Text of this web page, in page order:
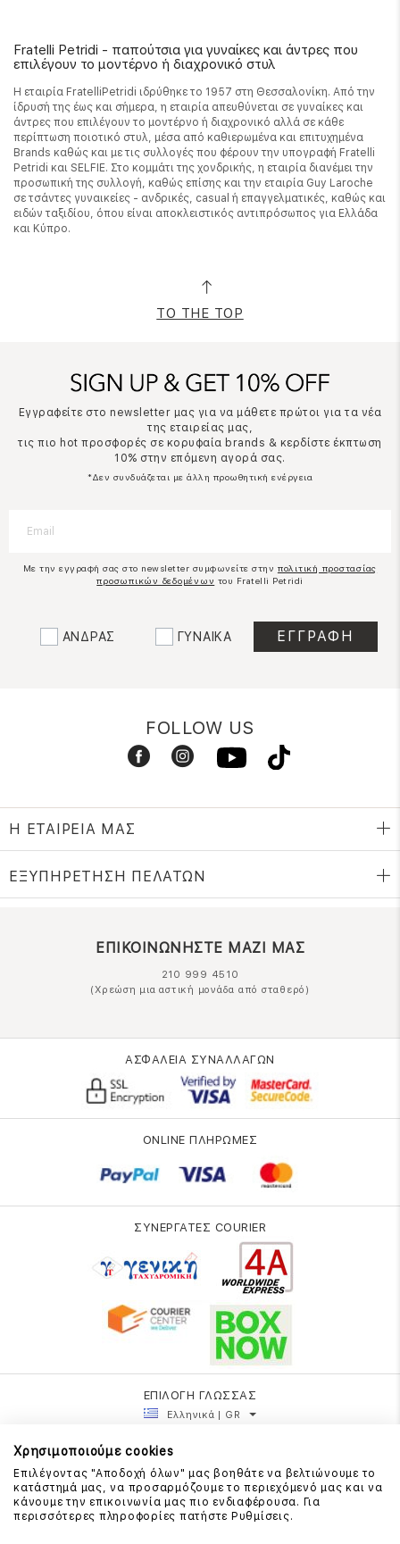
Fratelli Petridi - παπούτσια για γυναίκες και άντρες που
επιλέγουν το μοντέρνο ή διαχρονικό στυλ
Η εταιρία FratelliPetridi ιδρύθηκε το 1957 στη Θεσσαλονίκη. Από την
ίδρυσή της έως και σήμερα, η εταιρία απευθύνεται σε γυναίκες και
άντρες που επιλέγουν το μοντέρνο ή διαχρονικό αλλά σε κάθε
περίπτωση ποιοτικό στυλ, μέσα από καθιερωμένα και επιτυχημένα
Brands καθώς και με τις συλλογές που φέρουν την υπογραφή Fratelli
Petridi και SELFIE. Στο κομμάτι της χονδρικής, η εταιρία διανέμει την
προσωπική της συλλογή, καθώς επίσης και την εταιρία Guy Laroche
σε τσάντες γυναικείες - ανδρικές, casual ή επαγγελματικές, καθώς και
ειδών ταξιδίου, όπου είναι αποκλειστικός αντιπρόσωπος για Ελλάδα
και Κύπρο.
TO THE TOP
Εγγραφείτε στο newsletter μας για να μάθετε πρώτοι για τα νέα
της εταιρείας μας,
τις πιο hot προσφορές σε κορυφαία brands & κερδίστε έκπτωση
10% στην επόμενη αγορά σας.
*Δεν συνδυάζεται με άλλη προωθητική ενέργεια
Με την εγγραφή σας στο newsletter συμφωνείτε στην πολιτική προστασίας
προσωπικών δεδομένων του Fratelli Petridi
ΑΝΔΡΑΣ ΓΥΝΑΙΚΑ
FOLLOW US
Η ΕΤΑΙΡΕΙΑ ΜΑΣ
ΕΞΥΠΗΡΕΤΗΣΗ ΠΕΛΑΤΩΝ
ΕΠΙΚΟΙΝΩΝΗΣΤΕ ΜΑΖΙ ΜΑΣ
210 999 4510
(Χρεώση μια αστική μονάδα από σταθερό)
ΑΣΦΑΛΕΙΑ ΣΥΝΑΛΛΑΓΩΝ
ONLINE ΠΛΗΡΩΜΕΣ
ΣΥΝΕΡΓΑΤΕΣ COURIER
ΕΠΙΛΟΓΗ ΓΛΩΣΣΑΣ
Ελληνικά | GR
Χρησιμοποιούμε cookies
Επιλέγοντας "Αποδοχή όλων" μας βοηθάτε να βελτιώνουμε το
κατάστημά μας, να προσαρμόζουμε το περιεχόμενό μας και να
κάνουμε την επικοινωνία μας πιο ενδιαφέρουσα. Για
περισσότερες πληροφορίες πατήστε Ρυθμίσεις.